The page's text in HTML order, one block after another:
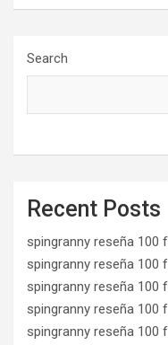
Search
Recent Posts
spingranny reseña 100
spingranny reseña 100
spingranny reseña 100
spingranny reseña 100
spingranny reseña 100